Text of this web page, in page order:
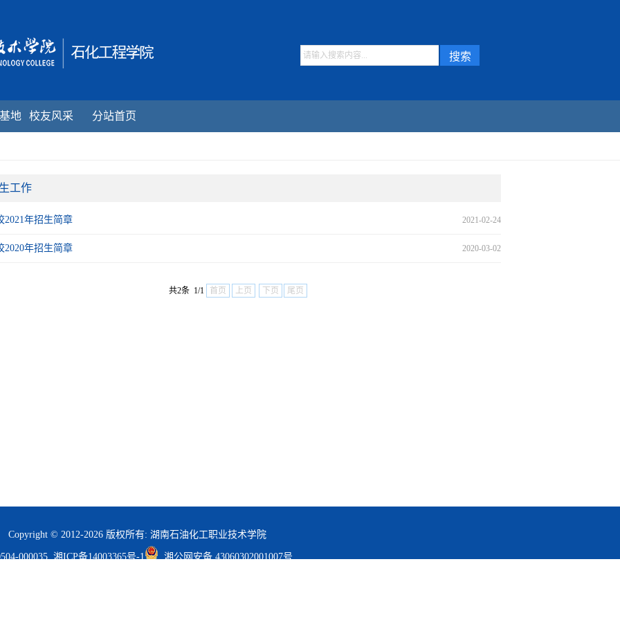
地 校友风采 分站首页
工作
2021年招生简章 2021-02-24
2020年招生简章 2020-03-02
共2条 1/1 首页 上页 下页 尾页
Copyright © 2012-2026 版权所有: 湖南石油化工职业技术学院
000035湘ICP备14003365号-1 湘公网安备 43060302001007号